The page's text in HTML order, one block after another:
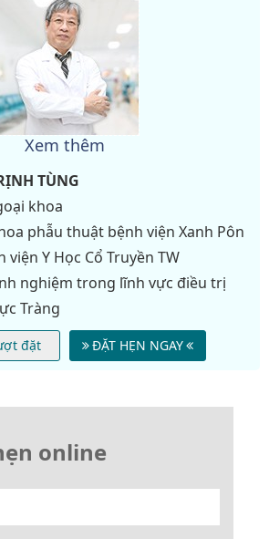
Xem thêm
TÙNG
khoa
phẫu thuật bệnh viện Xanh Pôn
viện Y Học Cổ Truyền TW
nghiệm trong lĩnh vực điều trị
Tràng
đặt ĐẶT HẸN NGAY
online